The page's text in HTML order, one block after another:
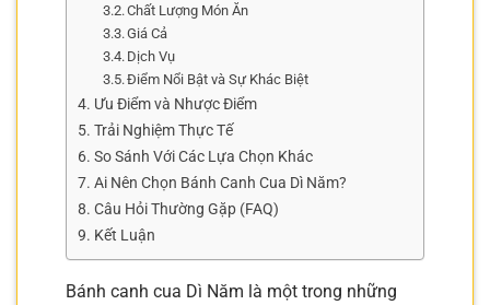
Chất Lượng Món Ăn
Giá Cả
Dịch Vụ
Điểm Nổi Bật và Sự Khác Biệt
Ưu Điểm và Nhược Điểm
Trải Nghiệm Thực Tế
So Sánh Với Các Lựa Chọn Khác
Ai Nên Chọn Bánh Canh Cua Dì Năm?
Câu Hỏi Thường Gặp (FAQ)
Kết Luận
Bánh canh cua Dì Năm là một trong những